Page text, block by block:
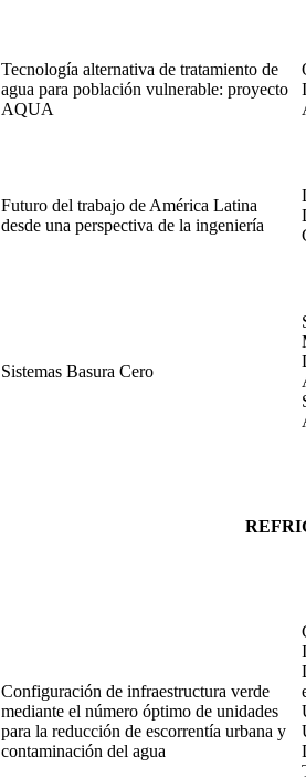
Tecnología alternativa de tratamiento de
agua para población vulnerable: proyecto
AQUA
Futuro del trabajo de América Latina
desde una perspectiva de la ingeniería
Sistemas Basura Cero
Configuración de infraestructura verde
mediante el número óptimo de unidades
para la reducción de escorrentía urbana y
contaminación del agua